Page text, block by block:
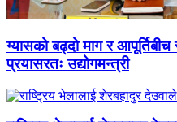
ग्यासको बढ्दो माग र
प्रयासरतः उद्योगमन्त्री